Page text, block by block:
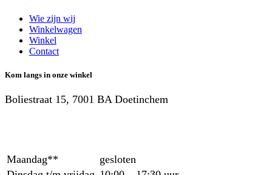
Wie zijn wij
Winkelwagen
Winkel
Contact
Kom langs in onze winkel
Boliestraat 15, 7001 BA Doetinchem
Maandag**
gesloten